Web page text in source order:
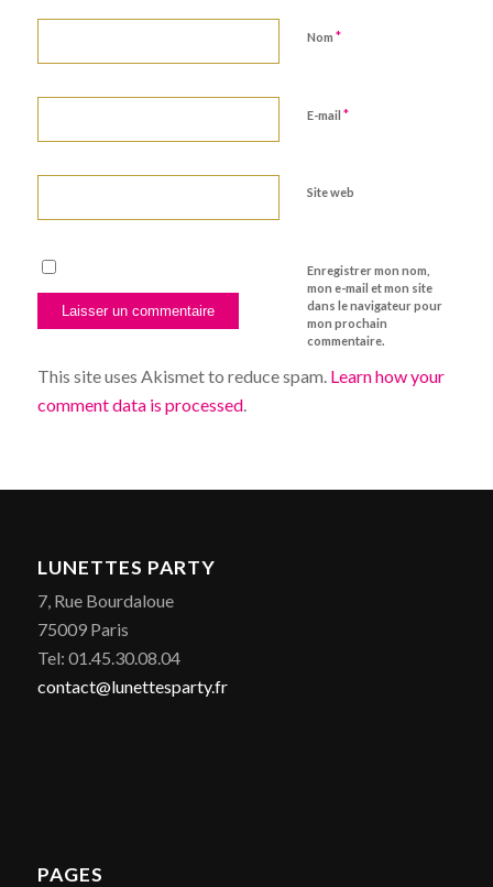
Nom *
E-mail *
Site web
Enregistrer mon nom,
mon e-mail et mon site
dans le navigateur pour
mon prochain
commentaire.
This site uses Akismet to reduce spam. Learn how your
comment data is processed.
LUNETTES PARTY
7, Rue Bourdaloue
75009 Paris
Tel: 01.45.30.08.04
contact@lunettesparty.fr
PAGES